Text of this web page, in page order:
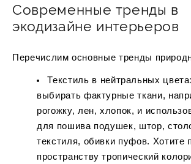
Современные тренды в
экодизайне интерьеров
Перечислим основные тренды
Текстиль в нейтральных
выбирать фактурные ткани,
рогожку, лен, хлопок, и
для пошива подушек, штор,
текстиля, обивки пуфов. Хотите
пространству тропический